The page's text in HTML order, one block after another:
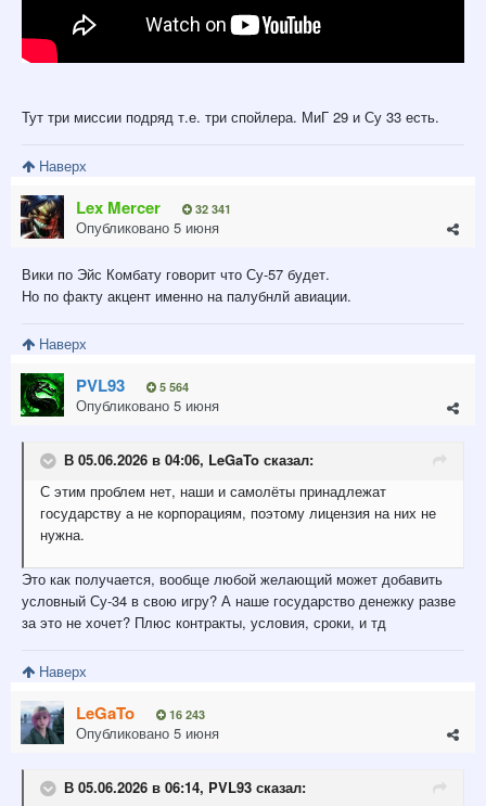
Тут три миссии подряд т.е. три спойлера. МиГ 29 и Су 33 есть.
Наверх
Lex Mercer 32 341
Опубликовано 5 июня
Вики по Эйс Комбату говорит что Су-57 будет.
Но по факту акцент именно на палубнлй авиации.
Наверх
PVL93 5 564
Опубликовано 5 июня
В 05.06.2026 в 04:06, LeGaTo сказал:
С этим проблем нет, наши и самолёты принадлежат
государству а не корпорациям, поэтому лицензия на них не
нужна.
Это как получается, вообще любой желающий может добавить
условный Су-34 в свою игру? А наше государство денежку разве
за это не хочет? Плюс контракты, условия, сроки, и тд
Наверх
LeGaTo 16 243
Опубликовано 5 июня
В 05.06.2026 в 06:14, PVL93 сказал: